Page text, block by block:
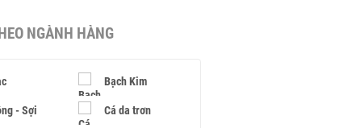
NGÀNH HÀNG
Bạch Kim
- Sợi Cá da trơn